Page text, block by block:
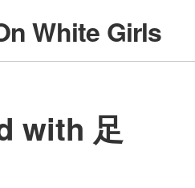
White Girls
with 足